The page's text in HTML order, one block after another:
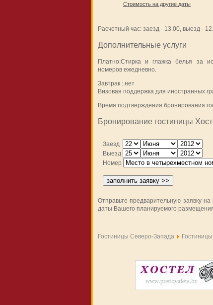
Стоимость на другие даты
Расчетный час: заезд - 13.00, выезд -
Дополнительные услуги
Платно:Стирка и глажка белья за
номеров ежедневно.
Завтрак : нет
Визовая поддержка для иностранных
Время подтверждения бронирования
Бронирование гостиницы
Заезд
Выезд
Номер
Отправьте предварительную заявку
даты Вашего планируемого
Гостиницы Северо-Запада Гостиницы